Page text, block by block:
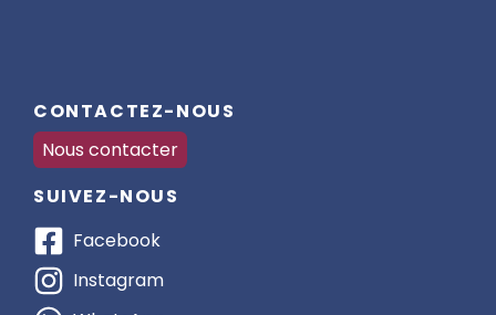
CONTACTEZ-NOUS
Nous contacter
SUIVEZ-NOUS
Facebook
Instagram